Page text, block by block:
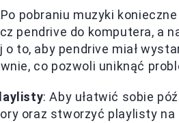
Po pobraniu muzyki
pendrive do komputera, a
o to, aby pendrive miał
co pozwoli uniknąć
: Aby ułatwić sobie
oraz stworzyć playlisty